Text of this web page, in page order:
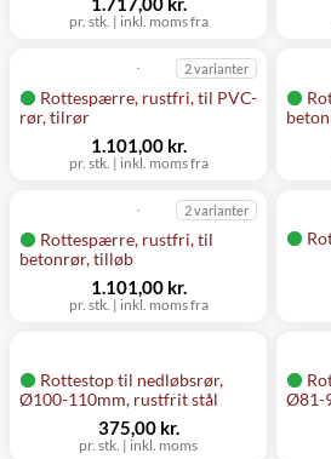
pr. stk. | inkl. moms fra
Rottespærre, rustfri, til PVC-
rør, tilrør
2 varianter
pr. stk. | inkl. moms fra
1.101,00 kr.
Rottespærre, rustfri, til
betonrør, tilløb
2 varianter
pr. stk. | inkl. moms fra
1.101,00 kr.
Rottestop til nedløbsrør,
Ø100-110mm, rustfrit stål
pr. stk. | inkl. moms
375,00 kr.
Ø81-